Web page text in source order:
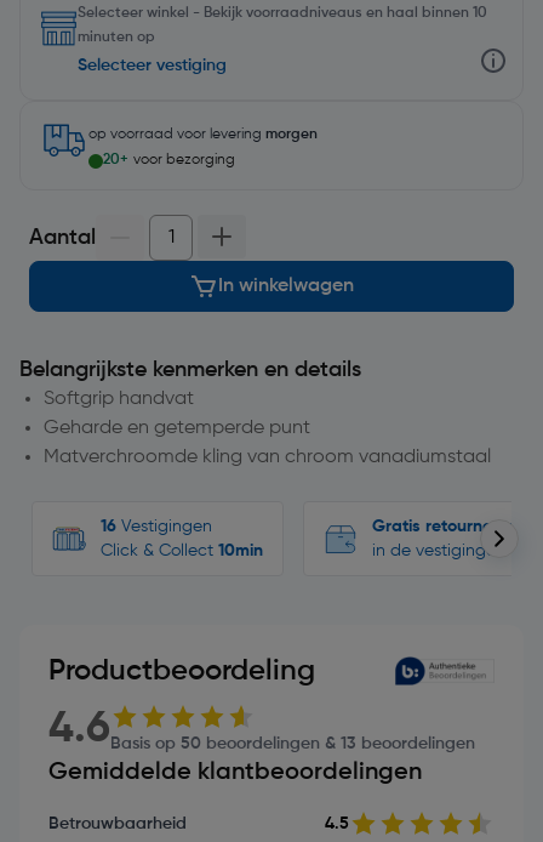
Selecteer winkel - Bekijk voorraadniveaus en haal binnen 10
minuten op
Selecteer vestiging
op voorraad voor levering morgen
20+ voor bezorging
Aantal
In winkelwagen
Belangrijkste kenmerken en details
Softgrip handvat
Geharde en getemperde punt
Matverchroomde kling van chroom vanadiumstaal
16 Vestigingen
Click & Collect 10min
Gratis retourneren
in de vestigingen
Productbeoordeling
4.6 Basis op 50 beoordelingen & 13 beoordelingen
Gemiddelde klantbeoordelingen
Betrouwbaarheid 4.5